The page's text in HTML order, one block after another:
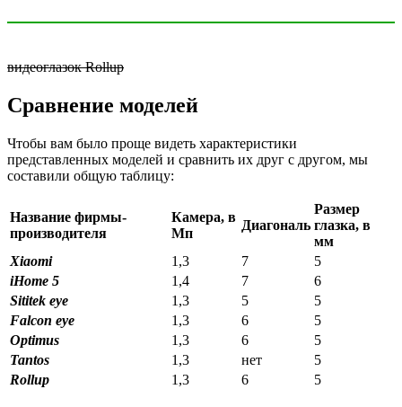
видеоглазок Rollup
Сравнение моделей
Чтобы вам было проще видеть характеристики
представленных моделей и сравнить их друг с другом, мы
составили общую таблицу:
Название фирмы-
производителя
Камера, в
Мп
Диагональ
Размер
глазка, в
мм
Xiaomi
1,3 7
5
iHome 5
1,4 7
6
Sititek eye
1,3 5
5
Falcon eye
1,3 6
5
Optimus
1,3 6
5
Tantos
1,3 нет
5
Rollup
1,3 6 5